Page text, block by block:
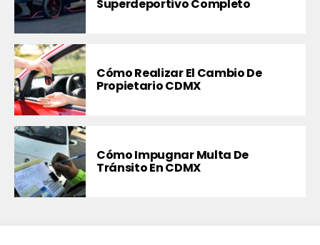
Superdeportivo Completo
Cómo Realizar El Cambio De
Propietario CDMX
Cómo Impugnar Multa De
Tránsito En CDMX